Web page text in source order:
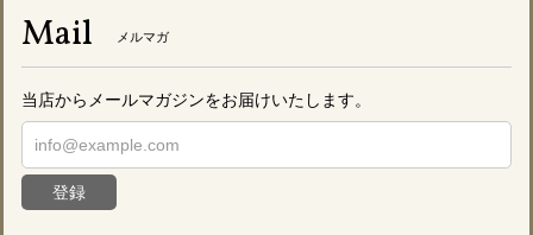
Mail メルマガ
当店からメールマガジンをお届けいたします。
登録